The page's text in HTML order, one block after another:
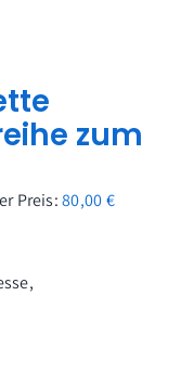
zum
€
Preis: 80,00€Aktueller